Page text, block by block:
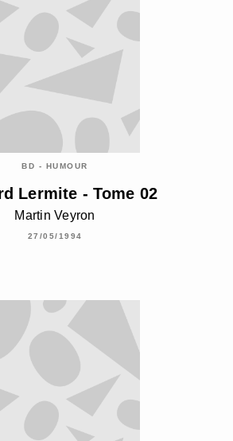
BD - HUMOUR
Lermite - Tome 02
Martin Veyron
27/05/1994